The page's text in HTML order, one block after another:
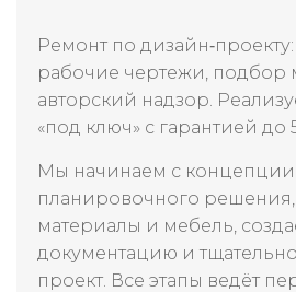
Ремонт по
рабочие чертежи, подбор
авторский надзор.
«под ключ» с гарантией до
Мы начинаем с
планировочного
материалы и мебель,
документацию и
проект. Все этапы ведёт